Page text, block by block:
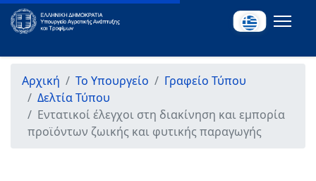
Αρχική Το Υπουργείο
Γραφείο Τύπου
Δελτία Τύπου
Εντατικοί έλεγχοι στη διακίνηση και εμπορία
προϊόντων ζωικής και φυτικής παραγωγής